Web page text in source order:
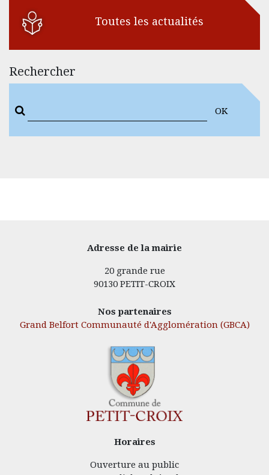
Toutes les actualités
Rechercher
OK
Adresse de la mairie
20 grande rue
90130 PETIT-CROIX
Nos partenaires
Grand Belfort Communauté d'Agglomération (GBCA)
Horaires
Ouverture au public